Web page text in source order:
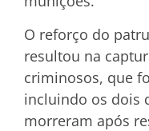
O reforço do
resultou na
criminosos, que
incluindo os dois
morreram após